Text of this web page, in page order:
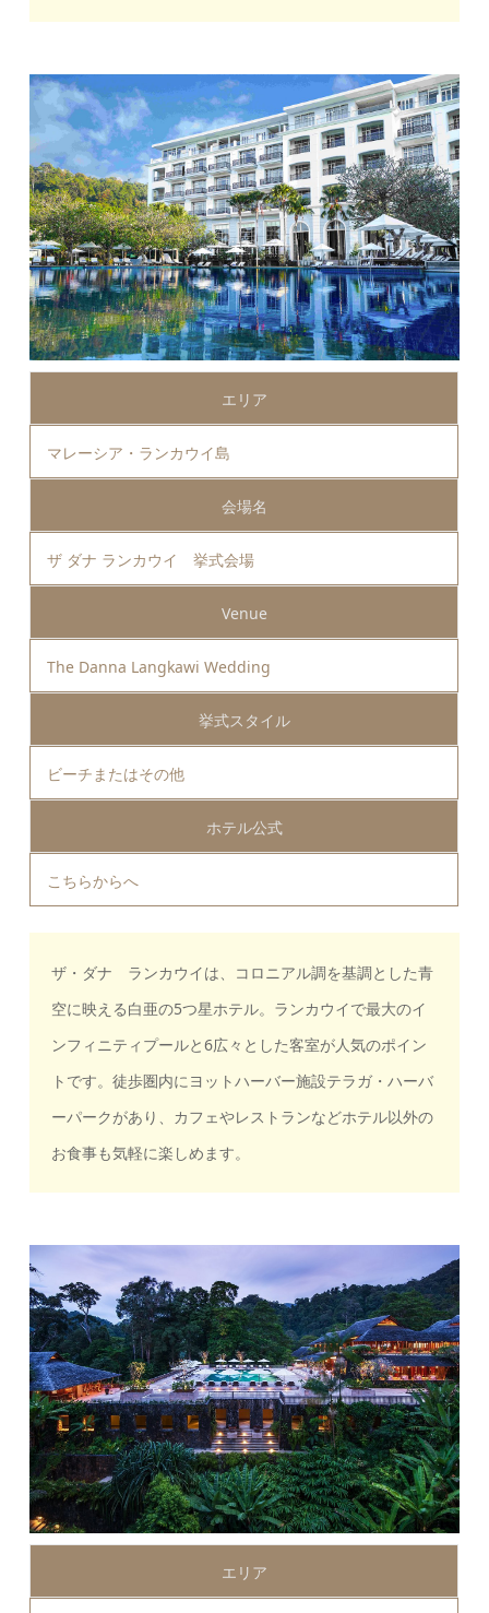
エリア
マレーシア・ランカウイ島
会場名
ザ ダナ ランカウイ 挙式会場
Venue
The Danna Langkawi Wedding
挙式スタイル
ビーチまたはその他
ホテル公式
こちらからへ
ザ・ダナ ランカウイは、コロニアル調を基調とした青
空に映える白亜の5つ星ホテル。ランカウイで最大のイ
ンフィニティプールと6広々とした客室が人気のポイン
トです。徒歩圏内にヨットハーバー施設テラガ・ハーバ
ーパークがあり、カフェやレストランなどホテル以外の
お食事も気軽に楽しめます。
エリア